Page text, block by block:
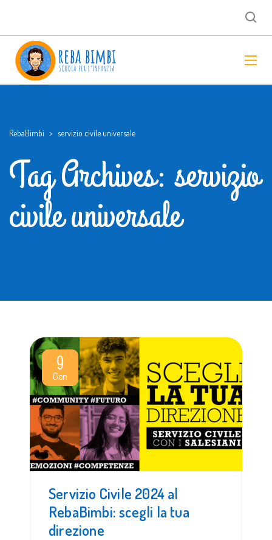
RebaBimbi > servizio civile universale
Tag Archives: servizio
civile universale
9
Gen
Servizio Civile 2024 al
RebaBimbi: scegli la tua
direzione